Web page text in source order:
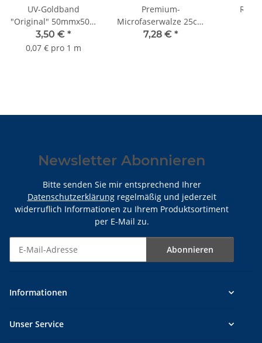
UV-Goldband
"Original" 50mmx50m
bis 3 Monate,
neutraler Kern Sorte
3,50 € *
0,07 € pro 1 m
Premium-
Microfaserwalze 25cm
FH 11mm
7,28 € *
Newsletter Abonnieren
Bitte senden Sie mir entsprechend Ihrer
Datenschutzerklärungregelmäßig und jederzeit
widerruflich Informationen zu Ihrem Produktsortiment
per E-Mail zu.
Abonnieren
Informationen
Unser Service